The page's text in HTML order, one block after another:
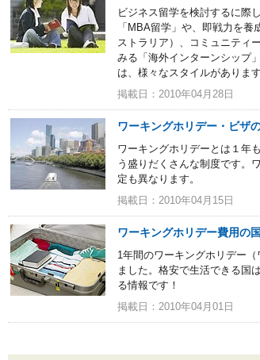
ビジネス留学を検討するに際
「MBA留学」や、即戦力を
ストラリア）、コミュニティ
みる「海外インターンシップ
は、様々なスタイルがあります
掲載日：2010年04月28日
ワーキングホリデー・ビザ
ワーキングホリデーとは１年
う盛りだくさんな制度です。
定も異なります。
掲載日：2010年04月15日
ワーキングホリデー費用の
1年間のワーキングホリデー
ました。格安で生活できる国
る情報です！
掲載日：2010年04月01日